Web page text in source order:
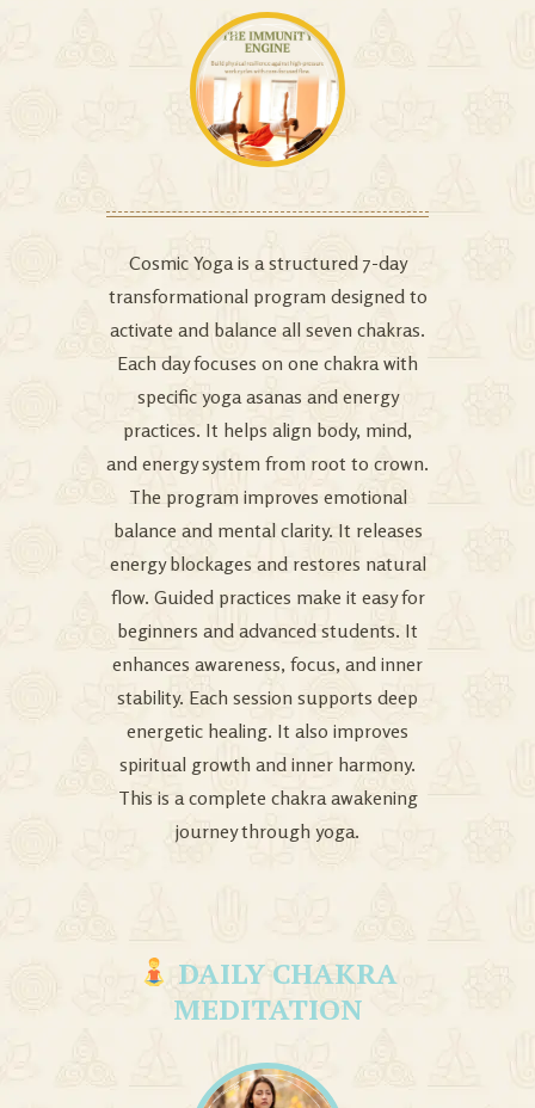
Cosmic Yoga is a structured 7-day
transformational program designed to
activate and balance all seven chakras.
Each day focuses on one chakra with
specific yoga asanas and energy
practices. It helps align body, mind,
and energy system from root to crown.
The program improves emotional
balance and mental clarity. It releases
energy blockages and restores natural
flow. Guided practices make it easy for
beginners and advanced students. It
enhances awareness, focus, and inner
stability. Each session supports deep
energetic healing. It also improves
spiritual growth and inner harmony.
This is a complete chakra awakening
journey through yoga.
DAILY CHAKRA
MEDITATION